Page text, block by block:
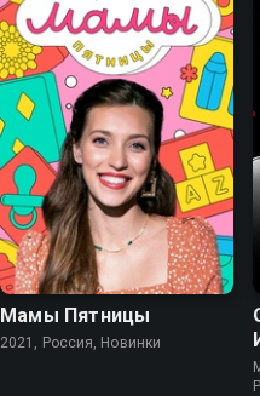
Мамы Пятницы
2021, Россия, Новинки